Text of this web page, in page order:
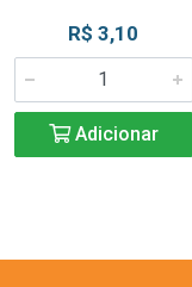
R$ 3,10
Adicionar